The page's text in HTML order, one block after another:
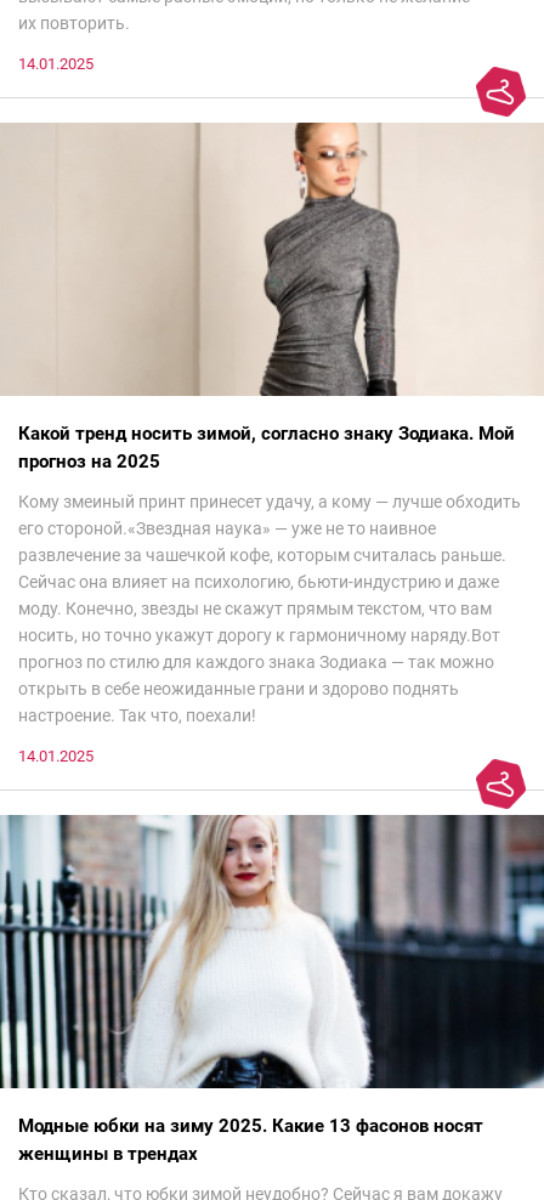
их повторить.
14.01.2025
Какой тренд носить зимой, согласно знаку Зодиака. Мой
прогноз на 2025
Кому змеиный принт принесет удачу, а кому — лучше обходить
его стороной.«Звездная наука» — уже не то наивное
развлечение за чашечкой кофе, которым считалась раньше.
Сейчас она влияет на психологию, бьюти-индустрию и даже
моду. Конечно, звезды не скажут прямым текстом, что вам
носить, но точно укажут дорогу к гармоничному наряду.Вот
прогноз по стилю для каждого знака Зодиака — так можно
открыть в себе неожиданные грани и здорово поднять
настроение. Так что, поехали!
14.01.2025
Модные юбки на зиму 2025. Какие 13 фасонов носят
женщины в трендах
Кто сказал, что юбки зимой неудобно? Сейчас я вам докажу